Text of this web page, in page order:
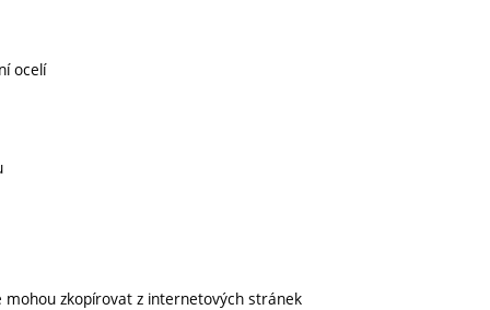
ocelí
mohou zkopírovat z internetových stránek